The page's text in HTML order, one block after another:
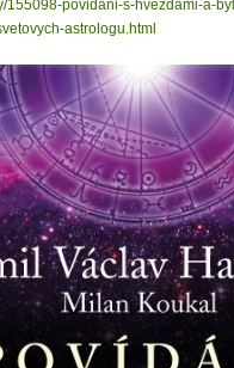
pro
tipy zdarma.
hned jak ráno vstanete?
Nemusí to tak být -
každý den
rovnováhu
155098-povidani-s-hvezdami-a-
astrologu.html